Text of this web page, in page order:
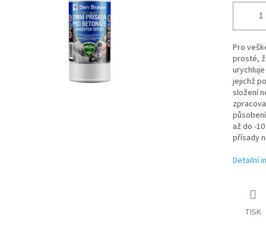
Pro
prosté,
jejichž
složení
až do -
přísady
Detailní
TISK